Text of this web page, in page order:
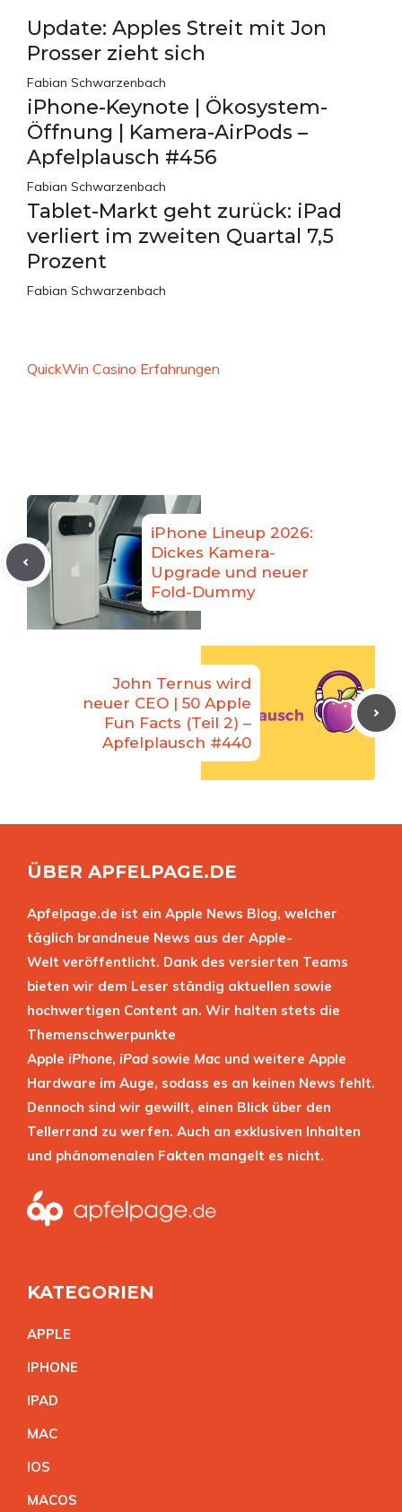
Update: Apples Streit mit Jon
Prosser zieht sich
Fabian Schwarzenbach
iPhone-Keynote | Ökosystem-
Öffnung | Kamera-AirPods –
Apfelplausch #456
Fabian Schwarzenbach
Tablet-Markt geht zurück: iPad
verliert im zweiten Quartal 7,5
Prozent
Fabian Schwarzenbach
QuickWin Casino Erfahrungen
iPhone Lineup 2026:
Dickes Kamera-
Upgrade und neuer
Fold-Dummy
John Ternus wird
neuer CEO | 50 Apple
Fun Facts (Teil 2) –
Apfelplausch #440
ÜBER APFELPAGE.DE
Apfelpage.de ist ein Apple News Blog, welcher
täglich brandneue News aus der Apple-
Welt veröffentlicht. Dank des versierten Teams
bieten wir dem Leser ständig aktuellen sowie
hochwertigen Content an. Wir halten stets die
Themenschwerpunkte
Apple iPhone, iPad sowie Mac und weitere Apple
Hardware im Auge, sodass es an keinen News fehlt.
Dennoch sind wir gewillt, einen Blick über den
Tellerrand zu werfen. Auch an exklusiven Inhalten
und phänomenalen Fakten mangelt es nicht.
KATEGORIEN
APPLE
IPHONE
IPAD
MAC
IOS
MACOS